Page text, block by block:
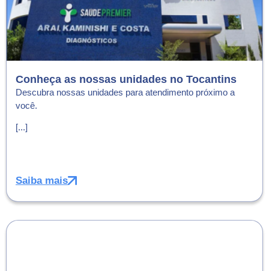
Conheça as nossas unidades no Tocantins
Descubra nossas unidades para atendimento próximo a
você.
[...]
Saiba mais